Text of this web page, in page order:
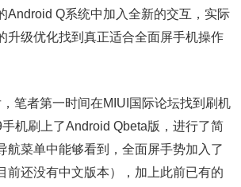
Android Q系统中加入全新的交互，实际
升级优化找到真正适合全面屏手机操作
笔者第一时间在MIUI国际论坛找到刷机
机刷上了Android Qbeta版，进行了简
航菜单中能够看到，全面屏手势加入了
前还没有中文版本），加上此前已有的